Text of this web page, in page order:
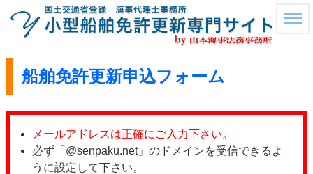
船舶免許更新申込フォーム
メールアドレスは正確にご入力下さい。
必ず「@senpaku.net」のドメインを受信できるよ
うに設定して下さい。